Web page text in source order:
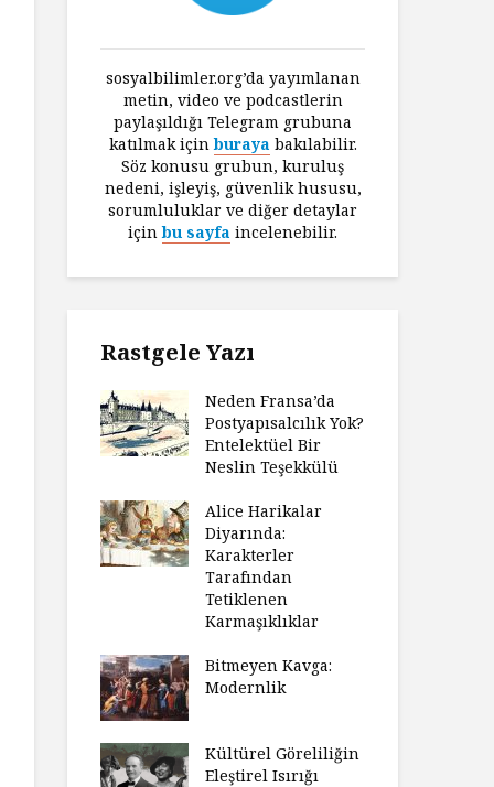
sosyalbilimler.org’da yayımlanan
metin, video ve podcastlerin
paylaşıldığı Telegram grubuna
katılmak içinburaya bakılabilir.
Söz konusu grubun, kuruluş
nedeni, işleyiş, güvenlik hususu,
sorumluluklar ve diğer detaylar
içinbu sayfa incelenebilir.
Rastgele Yazı
Neden Fransa’da
Postyapısalcılık Yok?
Entelektüel Bir
Neslin Teşekkülü
Alice Harikalar
Diyarında:
Karakterler
Tarafından
Tetiklenen
Karmaşıklıklar
Bitmeyen Kavga:
Modernlik
Kültürel Göreliliğin
Eleştirel Isırığı